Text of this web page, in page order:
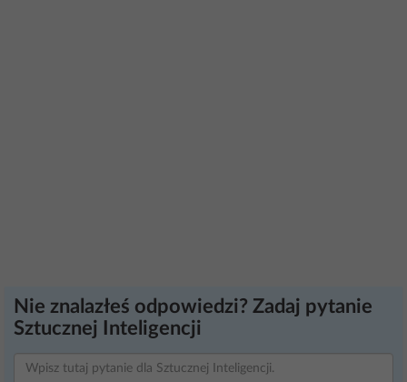
Nie znalazłeś odpowiedzi? Zadaj pytanie
Sztucznej Inteligencji